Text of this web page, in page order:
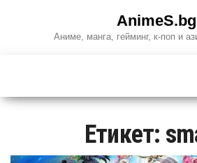
AnimeS.bg
Аниме, манга, гейминг, к-поп и
Етикет: